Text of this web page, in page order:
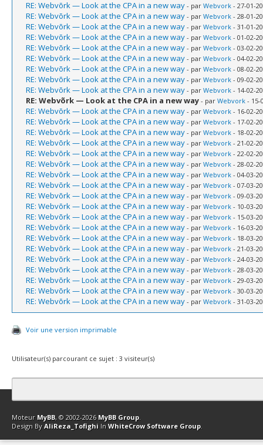
RE: Webvõrk — Look at the CPA in a new way - par Webvork - 27-01-
RE: Webvõrk — Look at the CPA in a new way - par Webvork - 28-01-
RE: Webvõrk — Look at the CPA in a new way - par Webvork - 31-01-
RE: Webvõrk — Look at the CPA in a new way - par Webvork - 01-02-
RE: Webvõrk — Look at the CPA in a new way - par Webvork - 03-02-
RE: Webvõrk — Look at the CPA in a new way - par Webvork - 04-02-
RE: Webvõrk — Look at the CPA in a new way - par Webvork - 08-02-
RE: Webvõrk — Look at the CPA in a new way - par Webvork - 09-02-
RE: Webvõrk — Look at the CPA in a new way - par Webvork - 14-02-
RE: Webvõrk — Look at the CPA in a new way - par Webvork - 15-
RE: Webvõrk — Look at the CPA in a new way - par Webvork - 16-02-
RE: Webvõrk — Look at the CPA in a new way - par Webvork - 17-02-
RE: Webvõrk — Look at the CPA in a new way - par Webvork - 18-02-
RE: Webvõrk — Look at the CPA in a new way - par Webvork - 21-02-
RE: Webvõrk — Look at the CPA in a new way - par Webvork - 22-02-
RE: Webvõrk — Look at the CPA in a new way - par Webvork - 28-02-
RE: Webvõrk — Look at the CPA in a new way - par Webvork - 04-03-
RE: Webvõrk — Look at the CPA in a new way - par Webvork - 07-03-
RE: Webvõrk — Look at the CPA in a new way - par Webvork - 09-03-
RE: Webvõrk — Look at the CPA in a new way - par Webvork - 10-03-
RE: Webvõrk — Look at the CPA in a new way - par Webvork - 15-03-
RE: Webvõrk — Look at the CPA in a new way - par Webvork - 16-03-
RE: Webvõrk — Look at the CPA in a new way - par Webvork - 18-03-
RE: Webvõrk — Look at the CPA in a new way - par Webvork - 21-03-
RE: Webvõrk — Look at the CPA in a new way - par Webvork - 24-03-
RE: Webvõrk — Look at the CPA in a new way - par Webvork - 28-03-
RE: Webvõrk — Look at the CPA in a new way - par Webvork - 29-03-
RE: Webvõrk — Look at the CPA in a new way - par Webvork - 30-03-
RE: Webvõrk — Look at the CPA in a new way - par Webvork - 31-03-
Voir une version imprimable
Utilisateur(s) parcourant ce sujet : 3 visiteur(s)
Contact Club Affiliation Retourner en haut Version bas-débit
Moteur MyBB, © 2002-2026 MyBB Group.
Design By AliReza_Tofighi In WhiteCrow Software Group.